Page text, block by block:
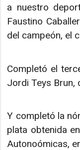
a nuestro
Faustino
del campeón, el
Completó el
Jordi Teys Brun,
Y completó la
plata obtenida
Autonoómicas,